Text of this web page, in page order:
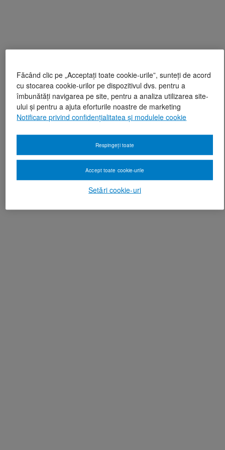
Făcând clic pe „Acceptați toate cookie-urile”, sunteți de acord
cu stocarea cookie-urilor pe dispozitivul dvs. pentru a
îmbunătăți navigarea pe site, pentru a analiza utilizarea site-
ului și pentru a ajuta eforturile noastre de marketing
Notificare privind confidențialitatea și modulele cookie
Setări cookie-uri
Respingeți toate
Accept toate cookie-urile